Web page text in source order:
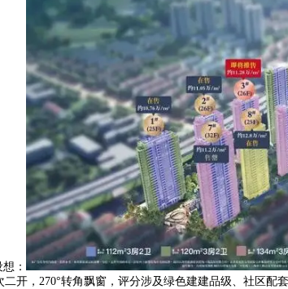
：
，270°转角飘窗，评分涉及绿色建建品级、社区配